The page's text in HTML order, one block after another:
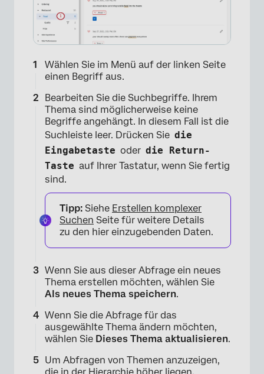
Wählen Sie im Menü auf der linken Seite
einen Begriff aus.
Bearbeiten Sie die Suchbegriffe. Ihrem
Thema sind möglicherweise keine
Begriffe angehängt. In diesem Fall ist die
Suchleiste leer. Drücken Sie die
Eingabetaste oder die Return-
Taste auf Ihrer Tastatur, wenn Sie fertig
sind.
Tipp: Siehe Erstellen komplexer
Suchen Seite für weitere Details
zu den hier einzugebenden Daten.
Wenn Sie aus dieser Abfrage ein neues
Thema erstellen möchten, wählen Sie
Als neues Thema speichern.
Wenn Sie die Abfrage für das
ausgewählte Thema ändern möchten,
wählen Sie Dieses Thema aktualisieren.
Um Abfragen von Themen anzuzeigen,